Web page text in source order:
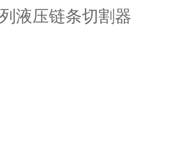
液压链条切割器